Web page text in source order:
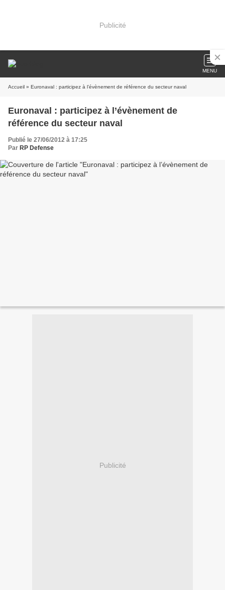
Publicité
MENU
Accueil » Euronaval : participez à l’évènement de référence du secteur naval
Euronaval : participez à l’évènement de
référence du secteur naval
Publié le 27/06/2012 à 17:25
Par RP Defense
Publicité